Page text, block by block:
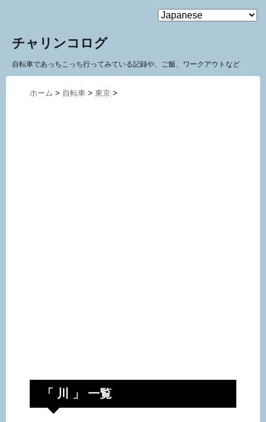
MENU
チャリンコログ
自転車であっちこっち行ってみている記録や、ご飯、ワークアウトなど
ホーム > 自転車 > 東京 >
「 川 」 一覧